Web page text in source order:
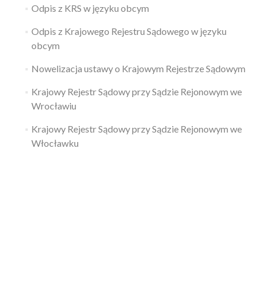
Odpis z KRS w języku obcym
Odpis z Krajowego Rejestru Sądowego w języku
obcym
Nowelizacja ustawy o Krajowym Rejestrze Sądowym
Krajowy Rejestr Sądowy przy Sądzie Rejonowym we
Wrocławiu
Krajowy Rejestr Sądowy przy Sądzie Rejonowym we
Włocławku